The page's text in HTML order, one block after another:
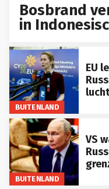
Bosbrand
in
BUITENLAND
EU
BUITENLAND
VS